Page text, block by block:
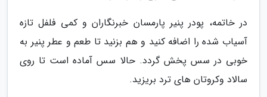
در خاتمه، پودر پنیر پارمسان خبرنگاران و کمی فلفل تازه
آسیاب شده را اضافه کنید و هم بزنید تا طعم و عطر پنیر به
خوبی در سس پخش گردد. حالا سس آماده است تا روی
سالاد وکروتان های ترد بریزید.